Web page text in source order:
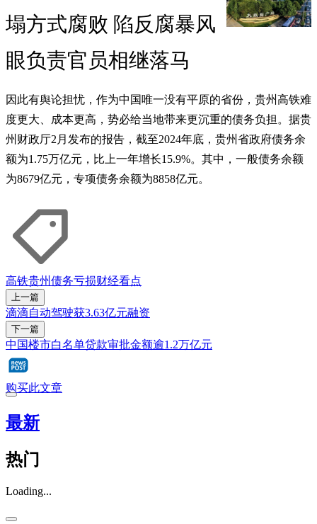
塌方式腐败 陷反腐暴风
眼负责官员相继落马
因此有舆论担忧，作为中国唯一没有平原的省份，贵州高铁难
度更大、成本更高，势必给当地带来更沉重的债务负担。据贵
州财政厅2月发布的报告，截至2024年底，贵州省政府债务余
额为1.75万亿元，比上一年增长15.9%。其中，一般债务余额
为8679亿元，专项债务余额为8858亿元。
高铁贵州债务亏损财经看点
上一篇
滴滴自动驾驶获3.63亿元融资
下一篇
中国楼市白名单贷款审批金额逾1.2万亿元
购买此文章
最新
热门
Loading...